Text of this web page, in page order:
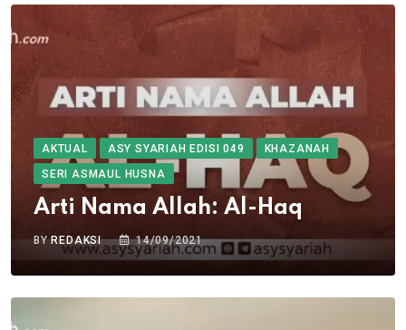
AKTUAL ASY SYARIAH EDISI 049
KHAZANAH
SERI ASMAUL HUSNA
Arti Nama Allah: Al-Haq
BYREDAKSI 14/09/2021